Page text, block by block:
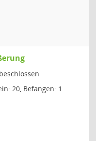
20, Befangen: 1